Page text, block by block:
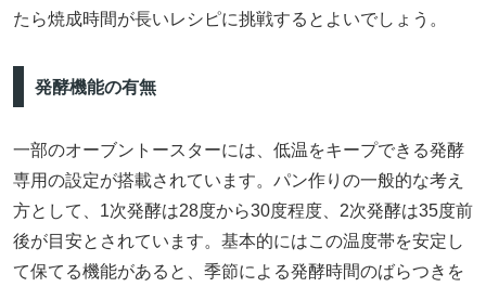
たら焼成時間が長いレシピに挑戦するとよいでしょう。
発酵機能の有無
一部のオーブントースターには、低温をキープできる発酵
専用の設定が搭載されています。パン作りの一般的な考え
方として、1次発酵は28度から30度程度、2次発酵は35度前
後が目安とされています。基本的にはこの温度帯を安定し
て保てる機能があると、季節による発酵時間のばらつきを